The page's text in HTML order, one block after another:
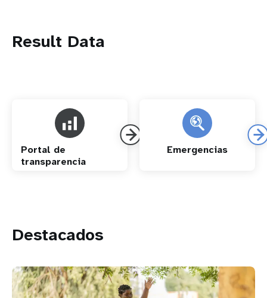
Result Data
Portal de
transparencia
Emergencias
Destacados